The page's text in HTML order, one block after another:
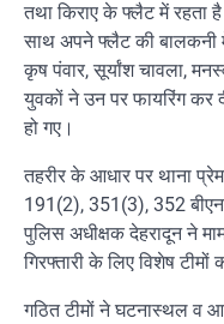
तथा किराए के फ्लैट में रहता
साथ अपने फ्लैट की बालकनी
कृष पंवार, सूर्यांश चावला,
युवकों ने उन पर फायरिंग कर
हो गए।
तहरीर के आधार पर थाना
191(2), 351(3), 352
पुलिस अधीक्षक देहरादून ने
गिरफ्तारी के लिए विशेष टीमों
गठित टीमों ने घटनास्थल व